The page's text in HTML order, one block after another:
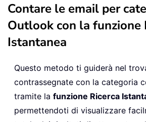
Contare le email per
Outlook con la funzione
Istantanea
Questo metodo ti guiderà nel
contrassegnate con la categoria
tramite la funzione Ricerca
permettendoti di visualizzare